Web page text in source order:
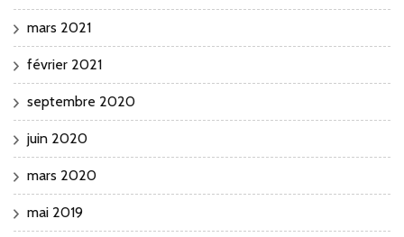
mars 2021
février 2021
septembre 2020
juin 2020
mars 2020
mai 2019